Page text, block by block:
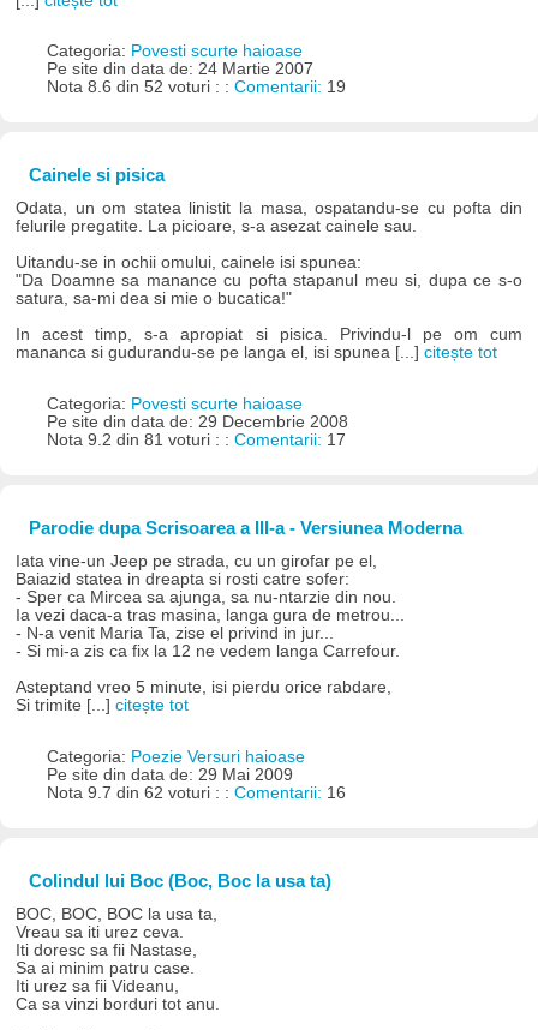
Categoria: Povesti scurte haioase
Pe site din data de: 24 Martie 2007
Nota 8.6 din 52 voturi : : Comentarii: 19
Cainele si pisica
Odata, un om statea linistit la masa, ospatandu-se cu pofta din
felurile pregatite. La picioare, s-a asezat cainele sau.
Uitandu-se in ochii omului, cainele isi spunea:
"Da Doamne sa manance cu pofta stapanul meu si, dupa ce s-o
satura, sa-mi dea si mie o bucatica!"
In acest timp, s-a apropiat si pisica. Privindu-l pe om cum
mananca si gudurandu-se pe langa el, isi spunea [...]citește tot
Categoria: Povesti scurte haioase
Pe site din data de: 29 Decembrie 2008
Nota 9.2 din 81 voturi : : Comentarii: 17
Parodie dupa Scrisoarea a III-a - Versiunea Moderna
Iata vine-un Jeep pe strada, cu un girofar pe el,
Baiazid statea in dreapta si rosti catre sofer:
- Sper ca Mircea sa ajunga, sa nu-ntarzie din nou.
Ia vezi daca-a tras masina, langa gura de metrou...
- N-a venit Maria Ta, zise el privind in jur...
- Si mi-a zis ca fix la 12 ne vedem langa Carrefour.
Asteptand vreo 5 minute, isi pierdu orice rabdare,
Si trimite [...]citește tot
Categoria: Poezie Versuri haioase
Pe site din data de: 29 Mai 2009
Nota 9.7 din 62 voturi : : Comentarii: 16
Colindul lui Boc (Boc, Boc la usa ta)
BOC, BOC, BOC la usa ta,
Vreau sa iti urez ceva.
Iti doresc sa fii Nastase,
Sa ai minim patru case.
Iti urez sa fii Videanu,
Ca sa vinzi borduri tot anu.